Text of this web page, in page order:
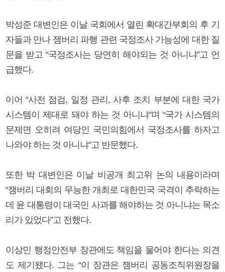
박성준 대변인은 이날 국회에서 열린 확대간부회의 후 기
자들과 만나 잼버리 파행 관련 국정조사 가능성에 대한 질
문을 받고 “국정조사는 당연히 해야되는 것 아니냐”고 언
급했다.
이어 “사전 점검, 일정 관리, 사후 조치 부분에 대한 국가
시스템이 제대로 돼야 하는 것 아니냐”며 “국가 시스템의
문제면 오히려 여당인 국민의힘에서 국정조사를 하자고
나와야 하는 것 아니냐”고 반문했다.
또한 박 대변인은 이날 비공개 최고위 논의 내용이라며
“잼버리 대회의 무능한 개최로 대한민국 국격이 추락하는
데 윤 대통령이 대국민 사과를 해야하는 것 아니냐는 목소
리가 있었다”고 전했다.
이상민 행정안전부 장관에도 책임을 물어야 한다는 의견
도 제기됐다. 그는 “이 장관은 잼버리 공동조직위원장을